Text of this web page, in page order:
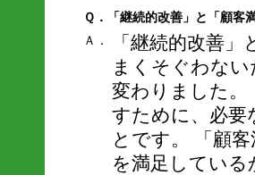
Ｑ．「継続的改善」と「顧客
Ａ．
「継続的改善
まくそぐわな
変わりました。
すために、必要
とです。 「顧
を満足してい